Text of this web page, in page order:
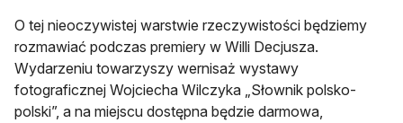
O tej nieoczywistej warstwie rzeczywistości będziemy
rozmawiać podczas premiery w Willi Decjusza.
Wydarzeniu towarzyszy wernisaż wystawy
fotograficznej Wojciecha Wilczyka „Słownik polsko-
polski”, a na miejscu dostępna będzie darmowa,